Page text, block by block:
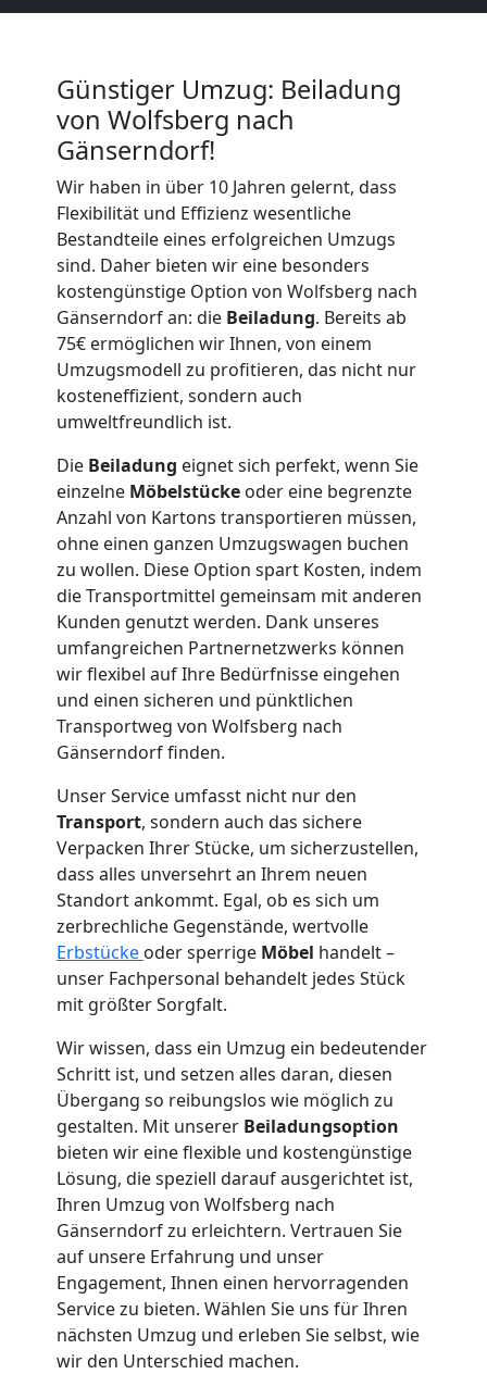
Günstiger Umzug: Beiladung
von Wolfsberg nach
Gänserndorf!
Wir haben in über 10 Jahren gelernt, dass
Flexibilität und Effizienz wesentliche
Bestandteile eines erfolgreichen Umzugs
sind. Daher bieten wir eine besonders
kostengünstige Option von Wolfsberg nach
Gänserndorf an: die Beiladung. Bereits ab
75€ ermöglichen wir Ihnen, von einem
Umzugsmodell zu profitieren, das nicht nur
kosteneffizient, sondern auch
umweltfreundlich ist.
Die Beiladung eignet sich perfekt, wenn Sie
einzelne Möbelstücke oder eine begrenzte
Anzahl von Kartons transportieren müssen,
ohne einen ganzen Umzugswagen buchen
zu wollen. Diese Option spart Kosten, indem
die Transportmittel gemeinsam mit anderen
Kunden genutzt werden. Dank unseres
umfangreichen Partnernetzwerks können
wir flexibel auf Ihre Bedürfnisse eingehen
und einen sicheren und pünktlichen
Transportweg von Wolfsberg nach
Gänserndorf finden.
Unser Service umfasst nicht nur den
Transport, sondern auch das sichere
Verpacken Ihrer Stücke, um sicherzustellen,
dass alles unversehrt an Ihrem neuen
Standort ankommt. Egal, ob es sich um
zerbrechliche Gegenstände, wertvolle
Erbstücke oder sperrige Möbel handelt –
unser Fachpersonal behandelt jedes Stück
mit größter Sorgfalt.
Wir wissen, dass ein Umzug ein bedeutender
Schritt ist, und setzen alles daran, diesen
Übergang so reibungslos wie möglich zu
gestalten. Mit unserer Beiladungsoption
bieten wir eine flexible und kostengünstige
Lösung, die speziell darauf ausgerichtet ist,
Ihren Umzug von Wolfsberg nach
Gänserndorf zu erleichtern. Vertrauen Sie
auf unsere Erfahrung und unser
Engagement, Ihnen einen hervorragenden
Service zu bieten. Wählen Sie uns für Ihren
nächsten Umzug und erleben Sie selbst, wie
wir den Unterschied machen.
+
LKW
Möbellift
Wolfsberg
Übersiedlung
Wolfsberg
Klaviertransport
Wolfsberg
Privatumzug
Wolfsberg
Tresortransport
Wolfsberg
Umzug
für
Senioren
Wolfsberg
Fernumzug
Wolfsberg
Firmenumzug